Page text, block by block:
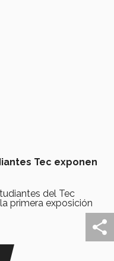
Tec exponen
del Tec
primera exposición